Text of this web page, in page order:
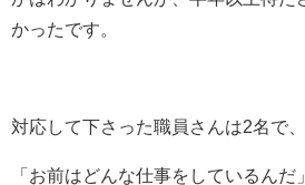
かったです。
対応して下さった職員さんは2名で、
「お前はどんな仕事をしているんだ」